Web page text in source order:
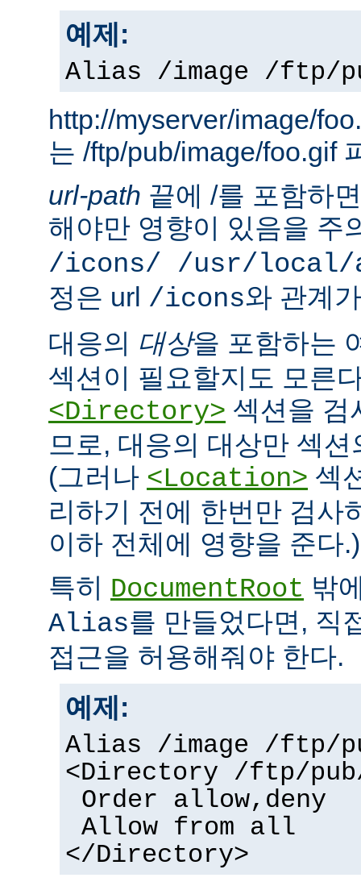
예제:
Alias /image /ftp/
http://myserver/image/
는 /ftp/pub/image/foo.gif
url-path 끝에 /를 포함하
해야만 영향이 있음을 주
/icons/ /usr/local/
정은 url /icons와 관계
대응의 대상을 포함하는
섹션이 필요할지도 모른
<Directory> 섹션을 검
므로, 대응의 대상만 섹
(그러나 <Location> 섹
리하기 전에 한번만 검사
이하 전체에 영향을 준다.)
특히 DocumentRoot 밖
Alias를 만들었다면, 직
접근을 허용해줘야 한다.
예제:
Alias /image /ftp/
<Directory /ftp/pub/
Order allow,deny
Allow from all
</Directory>